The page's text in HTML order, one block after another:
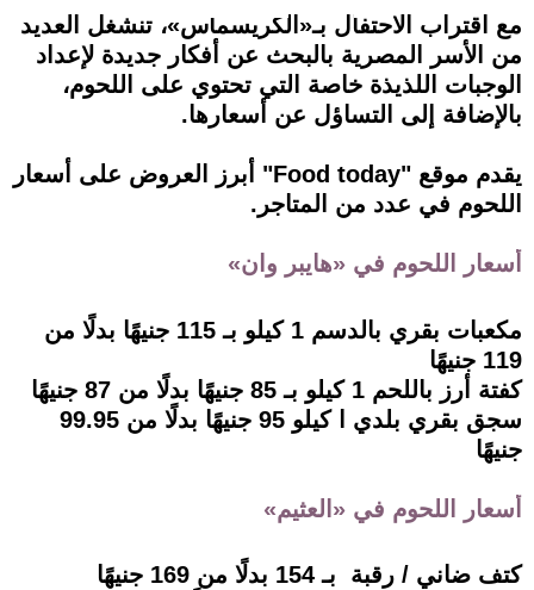
مع اقتراب الاحتفال بـ«الكريسماس»، تنشغل العديد
من الأسر المصرية بالبحث عن أفكار جديدة لإعداد
الوجبات اللذيذة خاصة التي تحتوي على اللحوم،
بالإضافة إلى التساؤل عن أسعارها.
يقدم موقع "Food today" أبرز العروض على أسعار
اللحوم في عدد من المتاجر.
أسعار اللحوم في «هايبر وان»
مكعبات بقري بالدسم 1 كيلو بـ 115 جنيهًا بدلًا من
119 جنيهًا
كفتة أرز باللحم 1 كيلو بـ 85 جنيهًا بدلًا من 87 جنيهًا
سجق بقري بلدي ا كيلو 95 جنيهًا بدلًا من 99.95
جنيهًا
أسعار اللحوم في «العثيم»
كتف ضاني / رقبة بـ 154 بدلًا من 169 جنيهًا